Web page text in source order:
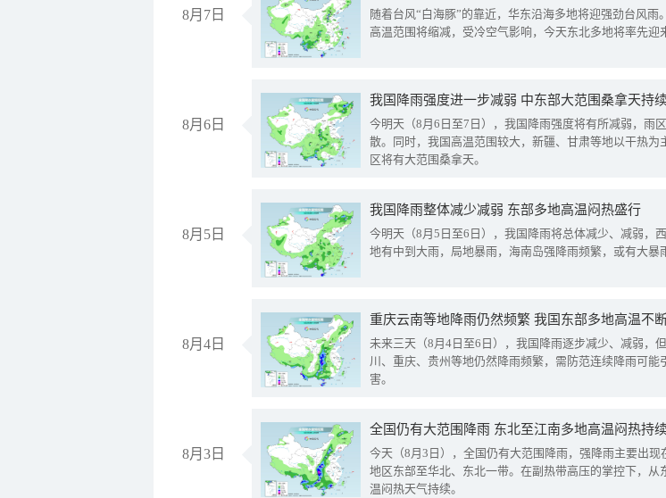
8月7日
随着台风“白海豚”的靠近，华东沿海多地将迎强劲台风雨
高温范围将缩减，受冷空气影响，今天东北多地将率先迎
8月6日
今明天（8月6日至7日），我国降雨强度将有所减弱，雨
散。同时，我国高温范围较大，新疆、甘肃等地以干热为
区将有大范围桑拿天。
8月5日
我国降雨整体减少减弱 东部多地高温闷热盛行
今明天（8月5日至6日），我国降雨将总体减少、减弱，
地有中到大雨，局地暴雨，海南岛强降雨频繁，或有大暴
8月4日
重庆云南等地降雨仍然频繁 我国东部多地高温不
未来三天（8月4日至6日），我国降雨逐步减少、减弱，
川、重庆、贵州等地仍然降雨频繁，需防范连续降雨可能
害。
8月3日
全国仍有大范围降雨 东北至江南多地高温闷热持续
今天（8月3日），全国仍有大范围降雨，强降雨主要出现
地区东部至华北、东北一带。在副热带高压的掌控下，从
温闷热天气持续。